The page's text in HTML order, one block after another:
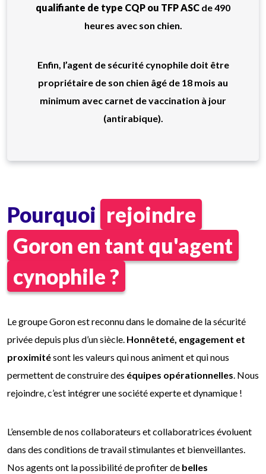
qualifiante de type CQP ou TFP ASC de 490
heures avec son chien.
Enfin, l’agent de sécurité cynophile doit être
propriétaire de son chien âgé de 18 mois au
minimum avec carnet de vaccination à jour
(antirabique).
Pourquoi rejoindre
Goron en tant qu'agent
cynophile ?
Le groupe Goron est reconnu dans le domaine de la sécurité
privée depuis plus d’un siècle. Honnêteté, engagement et
proximitésont les valeurs qui nous animent et qui nous
permettent de construire des équipes opérationnelles. Nous
rejoindre, c’est intégrer une société experte et dynamique !
L’ensemble de nos collaborateurs et collaboratrices évoluent
dans des conditions de travail stimulantes et bienveillantes.
Nos agents ont la possibilité de profiter de belles